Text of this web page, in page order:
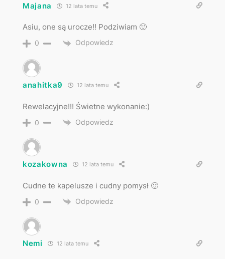
Majana 12 lata temu
Asiu, one są urocze!! Podziwiam 🙂
0 Odpowiedz
anahitka9 12 lata temu
Rewelacyjne!!! Świetne wykonanie:)
0 Odpowiedz
kozakowna 12 lata temu
Cudne te kapelusze i cudny pomysł 🙂
0 Odpowiedz
Nemi 12 lata temu